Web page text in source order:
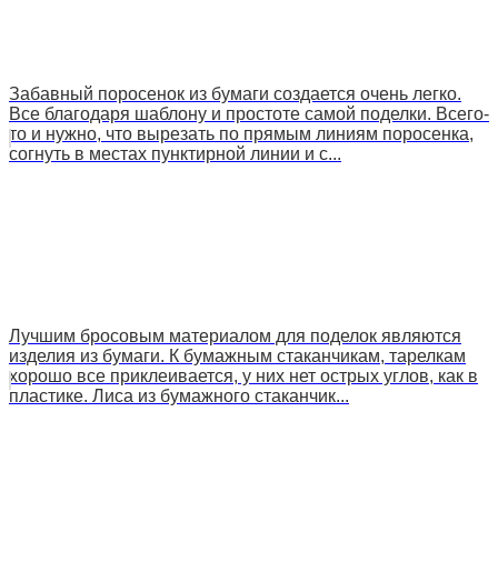
Забавный поросенок из бумаги создается очень легко.
Все благодаря шаблону и простоте самой поделки. Всего-
то и нужно, что вырезать по прямым линиям поросенка,
согнуть в местах пунктирной линии и с...
Лучшим бросовым материалом для поделок являются
изделия из бумаги. К бумажным стаканчикам, тарелкам
хорошо все приклеивается, у них нет острых углов, как в
пластике. Лиса из бумажного стаканчик...